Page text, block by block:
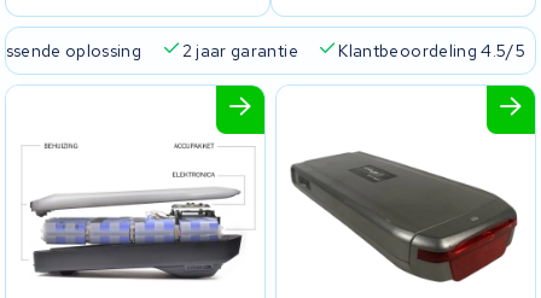
oplossing 2 jaar garantie Klantbeoordeling 4.5/5